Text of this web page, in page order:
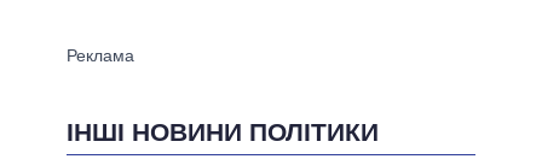
ІНШІ НОВИНИ ПОЛІТИКИ